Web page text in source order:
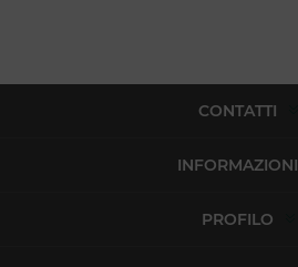
CONTATTI
INFORMAZIONI
PROFILO